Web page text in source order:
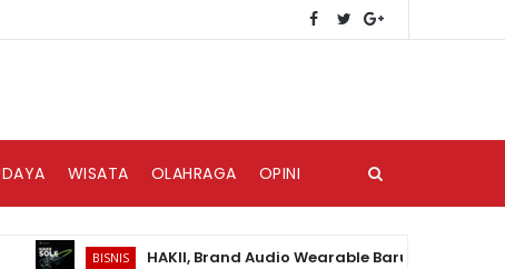
WISATA OLAHRAGA OPINI
BISNIS HAKII, Brand Audio Wearable Baru yang Hadir di